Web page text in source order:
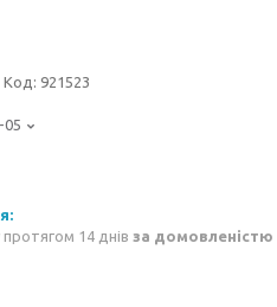
Код: 921523
05
14 днів за домовленістю